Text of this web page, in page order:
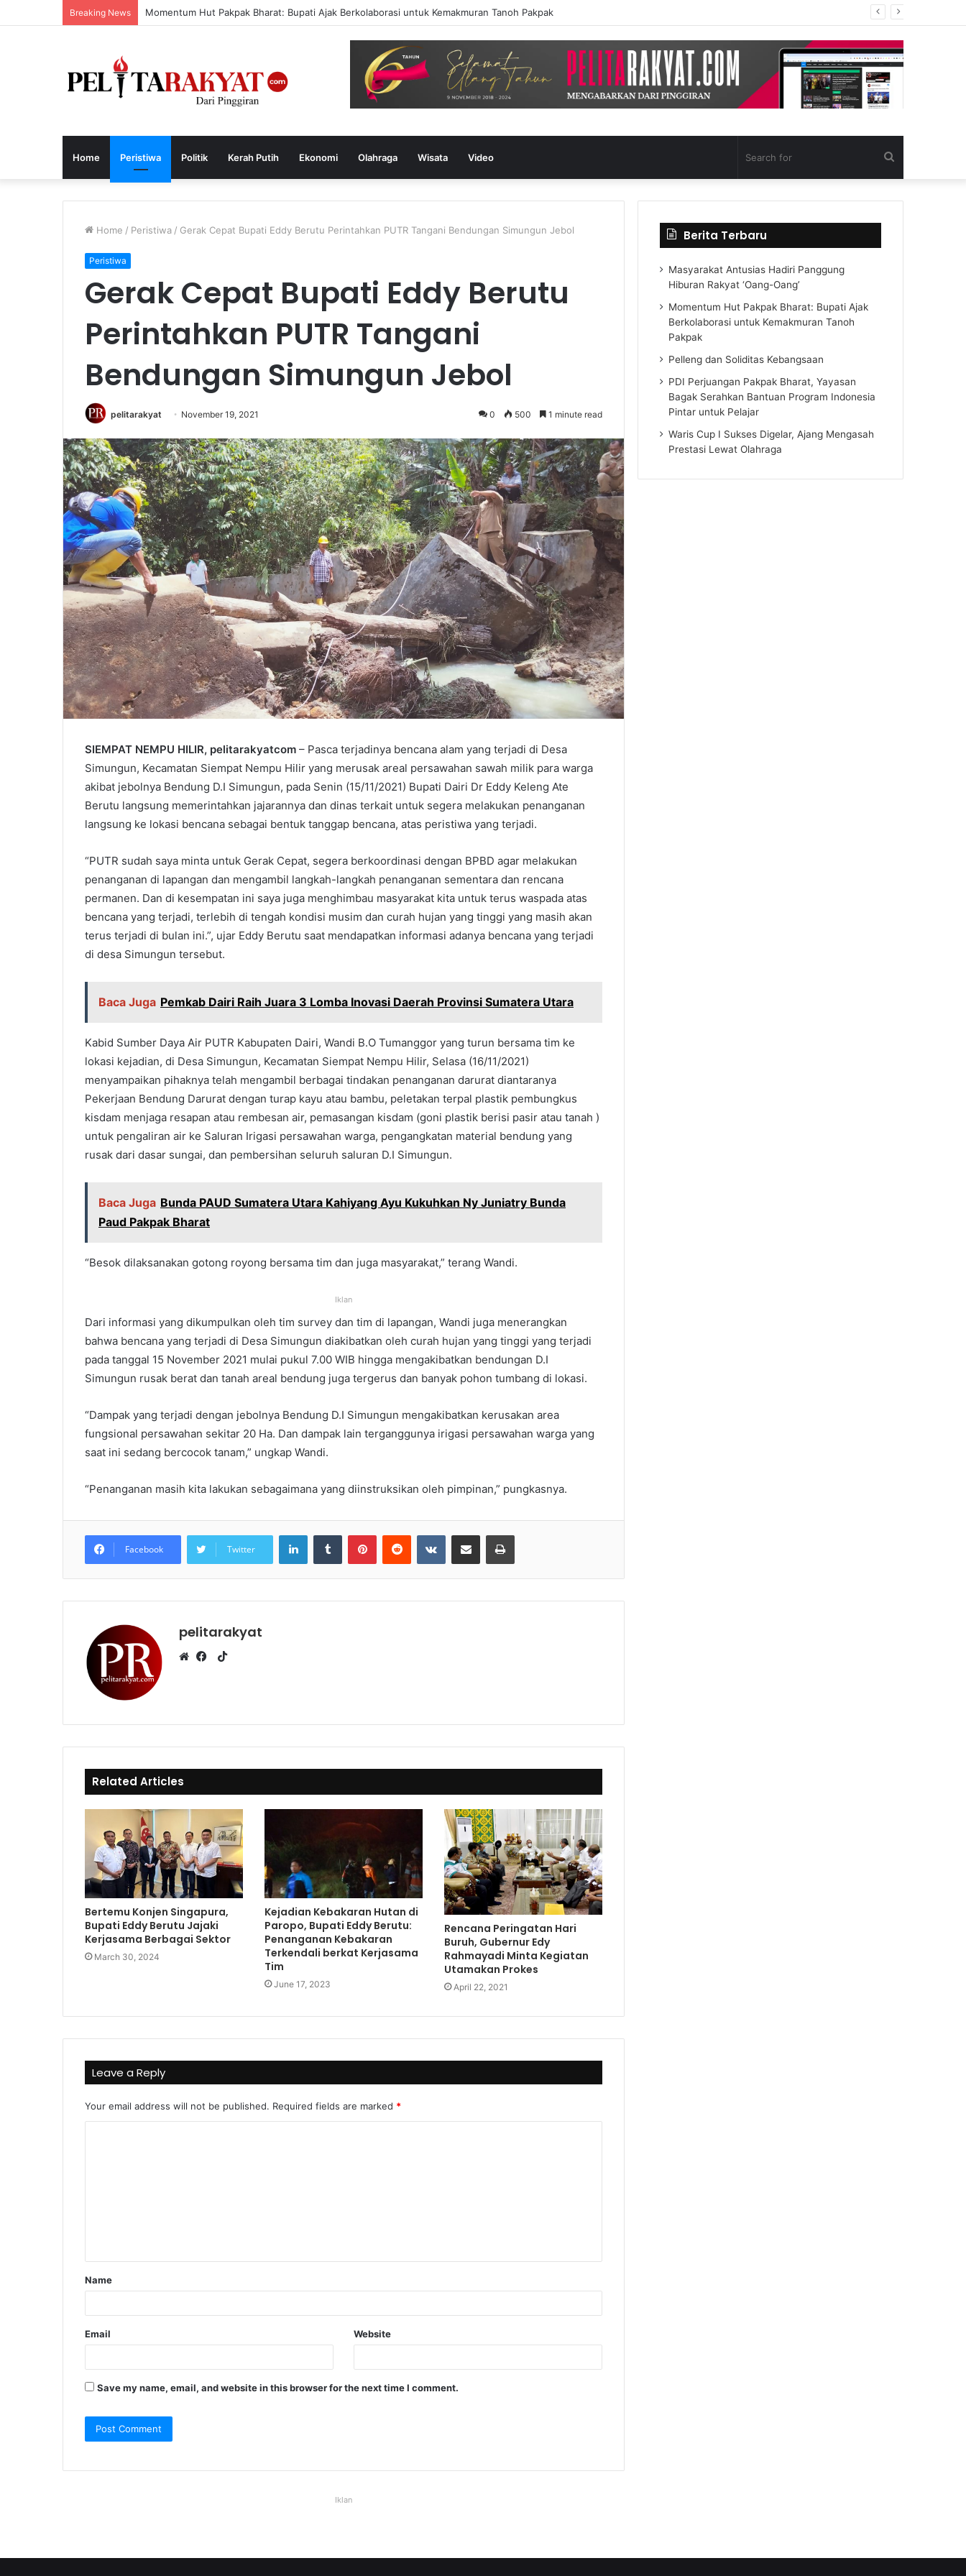
Breaking News Momentum Hut Pakpak Bharat: Bupati Ajak Berkolaborasi untuk Kemakmuran Tanoh Pakpak
Home Peristiwa Politik Kerah Putih Ekonomi Olahraga Wisata Video
for
Home / Peristiwa / Gerak Cepat Bupati Eddy Berutu Perintahkan PUTR Tangani Bendungan Simungun Jebol
Peristiwa
Gerak Cepat Bupati Eddy Berutu
Perintahkan PUTR Tangani
Bendungan Simungun Jebol
pelitarakyat November 19, 2021 0 500 1 minute read
SIEMPAT NEMPU HILIR, pelitarakyatcom – Pasca terjadinya bencana alam yang terjadi di Desa
Simungun, Kecamatan Siempat Nempu Hilir yang merusak areal persawahan sawah milik para warga
akibat jebolnya Bendung D.I Simungun, pada Senin (15/11/2021) Bupati Dairi Dr Eddy Keleng Ate
Berutu langsung memerintahkan jajarannya dan dinas terkait untuk segera melakukan penanganan
langsung ke lokasi bencana sebagai bentuk tanggap bencana, atas peristiwa yang terjadi.
“PUTR sudah saya minta untuk Gerak Cepat, segera berkoordinasi dengan BPBD agar melakukan
penanganan di lapangan dan mengambil langkah-langkah penanganan sementara dan rencana
permanen. Dan di kesempatan ini saya juga menghimbau masyarakat kita untuk terus waspada atas
bencana yang terjadi, terlebih di tengah kondisi musim dan curah hujan yang tinggi yang masih akan
terus terjadi di bulan ini.”, ujar Eddy Berutu saat mendapatkan informasi adanya bencana yang terjadi
di desa Simungun tersebut.
Baca Juga Pemkab Dairi Raih Juara 3 Lomba Inovasi Daerah Provinsi Sumatera Utara
Kabid Sumber Daya Air PUTR Kabupaten Dairi, Wandi B.O Tumanggor yang turun bersama tim ke
lokasi kejadian, di Desa Simungun, Kecamatan Siempat Nempu Hilir, Selasa (16/11/2021)
menyampaikan pihaknya telah mengambil berbagai tindakan penanganan darurat diantaranya
Pekerjaan Bendung Darurat dengan turap kayu atau bambu, peletakan terpal plastik pembungkus
kisdam menjaga resapan atau rembesan air, pemasangan kisdam (goni plastik berisi pasir atau tanah )
untuk pengaliran air ke Saluran Irigasi persawahan warga, pengangkatan material bendung yang
rusak dari dasar sungai, dan pembersihan seluruh saluran D.I Simungun.
Baca Juga Bunda PAUD Sumatera Utara Kahiyang Ayu Kukuhkan Ny Juniatry Bunda
Paud Pakpak Bharat
“Besok dilaksanakan gotong royong bersama tim dan juga masyarakat,” terang Wandi.
Iklan
Dari informasi yang dikumpulkan oleh tim survey dan tim di lapangan, Wandi juga menerangkan
bahwa bencana yang terjadi di Desa Simungun diakibatkan oleh curah hujan yang tinggi yang terjadi
pada tanggal 15 November 2021 mulai pukul 7.00 WIB hingga mengakibatkan bendungan D.I
Simungun rusak berat dan tanah areal bendung juga tergerus dan banyak pohon tumbang di lokasi.
“Dampak yang terjadi dengan jebolnya Bendung D.I Simungun mengakibatkan kerusakan area
fungsional persawahan sekitar 20 Ha. Dan dampak lain terganggunya irigasi persawahan warga yang
saat ini sedang bercocok tanam,” ungkap Wandi.
“Penanganan masih kita lakukan sebagaimana yang diinstruksikan oleh pimpinan,” pungkasnya.
Facebook Twitter
pelitarakyat
s
e
k
T
o
Related Articles
Bertemu Konjen Singapura,
Bupati Eddy Berutu Jajaki
Kerjasama Berbagai Sektor
March 30, 2024
Kejadian Kebakaran Hutan di
Paropo, Bupati Eddy Berutu:
Penanganan Kebakaran
Terkendali berkat Kerjasama
Tim
June 17, 2023
Rencana Peringatan Hari
Buruh, Gubernur Edy
Rahmayadi Minta Kegiatan
Utamakan Prokes
April 22, 2021
Leave a Reply
Your email address will not be published. Required fields are marked *
t
*
Name
Email Website
Save my name, email, and website in this browser for the next time I comment.
Iklan
Berita Terbaru
Masyarakat Antusias Hadiri Panggung
Hiburan Rakyat ‘Oang-Oang’
Momentum Hut Pakpak Bharat: Bupati Ajak
Berkolaborasi untuk Kemakmuran Tanoh
Pakpak
Pelleng dan Soliditas Kebangsaan
PDI Perjuangan Pakpak Bharat, Yayasan
Bagak Serahkan Bantuan Program Indonesia
Pintar untuk Pelajar
Waris Cup I Sukses Digelar, Ajang Mengasah
Prestasi Lewat Olahraga